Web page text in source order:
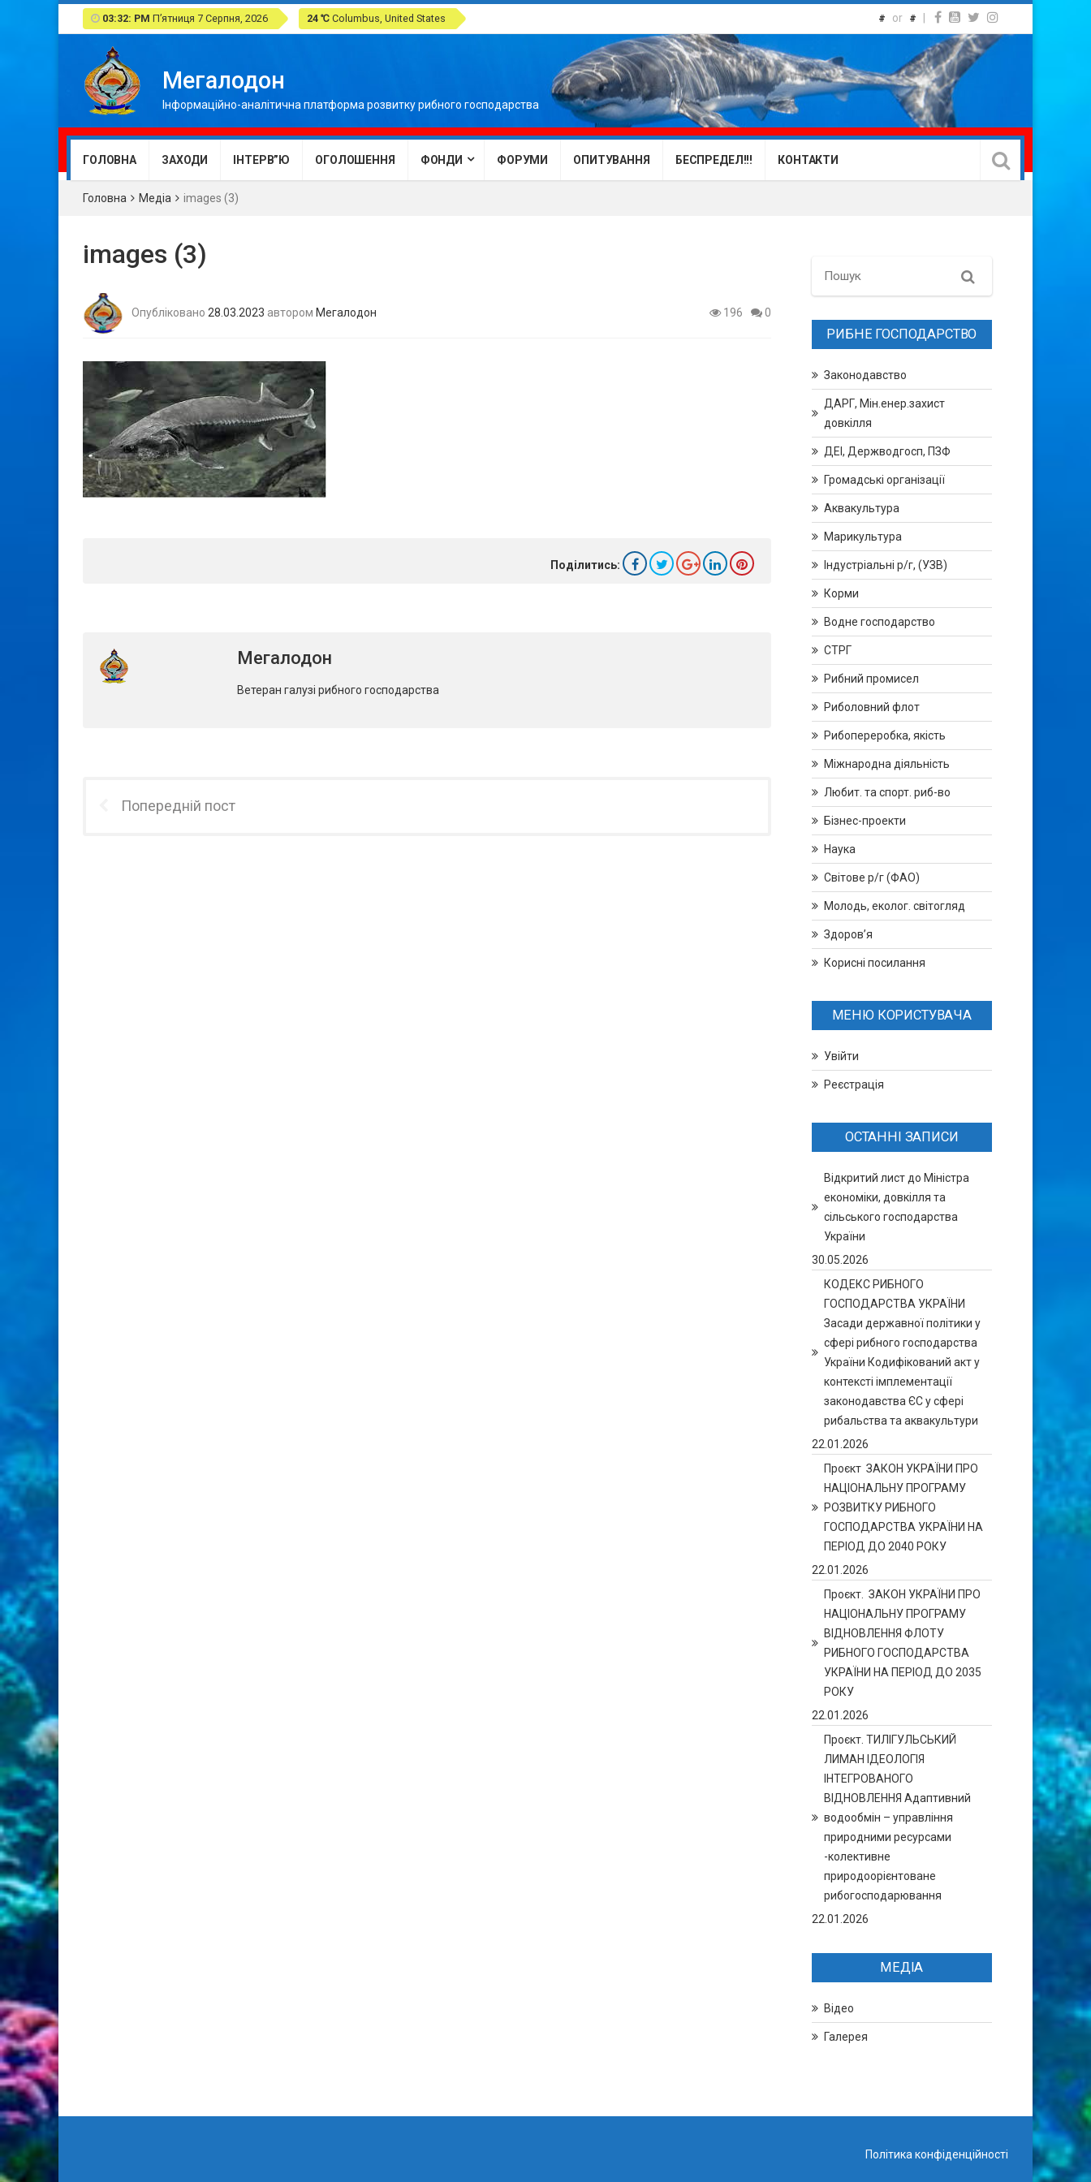
03:32: PM П’ятниця 7 Серпня, 2026 24 ℃ Columbus, United States # or #
Мегалодон
Інформаційно-аналітична платформа розвитку рибного господарства
ГОЛОВНА ЗАХОДИ ІНТЕРВ”Ю ОГОЛОШЕННЯ ФОНДИ ФОРУМИ ОПИТУВАННЯ БЕСПРЕДЕЛ!!! КОНТАКТИ
Головна Медіа images (3)
images (3)
Опубліковано 28.03.2023 автором Мегалодон 196 0
Поділитись:
Мегалодон
Ветеран галузі рибного господарства
Попередній пост
Search
РИБНЕ ГОСПОДАРСТВО
Законодавство
ДАРГ, Мін.енер.захист
довкілля
ДЕІ, Держводгосп, ПЗФ
Громадські організації
Аквакультура
Марикультура
Індустріальні р/г, (УЗВ)
Корми
Водне господарство
СТРГ
Рибний промисел
Риболовний флот
Рибопереробка, якість
Міжнародна діяльність
Любит. та спорт. риб-во
Бізнес-проекти
Наука
Світове р/г (ФАО)
Молодь, еколог. світогляд
Здоров’я
Корисні посилання
МЕНЮ КОРИСТУВАЧА
Увійти
Реєстрація
ОСТАННІ ЗАПИСИ
Відкритий лист до Міністра
економіки, довкілля та
сільського господарства
України
30.05.2026
КОДЕКС РИБНОГО
ГОСПОДАРСТВА УКРАЇНИ
Засади державної політики у
сфері рибного господарства
України Кодифікований акт у
контексті імплементації
законодавства ЄС у сфері
рибальства та аквакультури
22.01.2026
Проєкт ЗАКОН УКРАЇНИ ПРО
НАЦІОНАЛЬНУ ПРОГРАМУ
РОЗВИТКУ РИБНОГО
ГОСПОДАРСТВА УКРАЇНИ НА
ПЕРІОД ДО 2040 РОКУ
22.01.2026
Проєкт. ЗАКОН УКРАЇНИ ПРО
НАЦІОНАЛЬНУ ПРОГРАМУ
ВІДНОВЛЕННЯ ФЛОТУ
РИБНОГО ГОСПОДАРСТВА
УКРАЇНИ НА ПЕРІОД ДО 2035
РОКУ
22.01.2026
Проєкт. ТИЛІГУЛЬСЬКИЙ
ЛИМАН ІДЕОЛОГІЯ
ІНТЕГРОВАНОГО
ВІДНОВЛЕННЯ Адаптивний
водообмін – управління
природними ресурсами
-колективне
природоорієнтоване
рибогосподарювання
22.01.2026
МЕДІА
Відео
Галерея
Політика конфіденційності